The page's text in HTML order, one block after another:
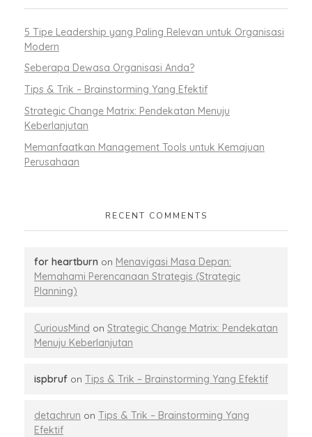
5 Tipe Leadership yang Paling Relevan untuk Organisasi
Modern
Seberapa Dewasa Organisasi Anda?
Tips & Trik – Brainstorming Yang Efektif
Strategic Change Matrix: Pendekatan Menuju
Keberlanjutan
Memanfaatkan Management Tools untuk Kemajuan
Perusahaan
RECENT COMMENTS
for heartburn on Menavigasi Masa Depan:
Memahami Perencanaan Strategis (Strategic
Planning)
CuriousMind on Strategic Change Matrix: Pendekatan
Menuju Keberlanjutan
ispbruf on Tips & Trik – Brainstorming Yang Efektif
detachrun on Tips & Trik – Brainstorming Yang
Efektif